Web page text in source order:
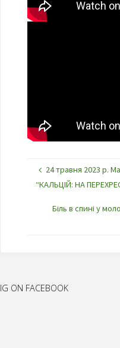
24 травня 2023 р.
“КАЛЬЦІЙ: НА
Біль в спині у
IG ON FACEBOOK